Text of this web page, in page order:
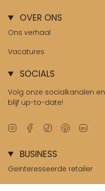
OVER ONS
Ons verhaal
Vacatures
SOCIALS
Volg onze socialkanalen en
blijf up-to-date!
InstagramFacebook
TikTok Pinterest
BUSINESS
Geïnteresseerde retailer